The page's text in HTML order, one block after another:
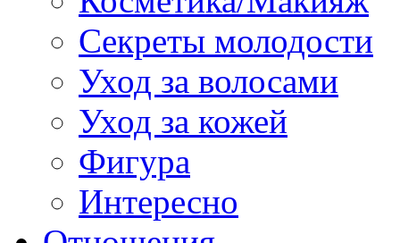
Секреты молодости
Уход за волосами
Уход за кожей
Фигура
Интересно